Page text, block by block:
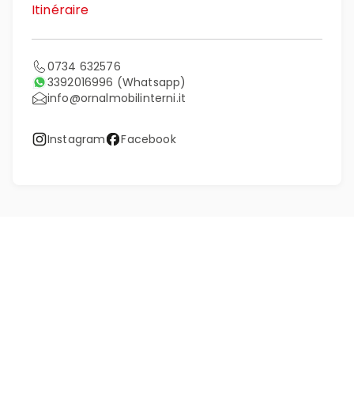
Itinéraire
0734 632576
3392016996 (Whatsapp)
info@ornalmobilinterni.it
Instagram Facebook